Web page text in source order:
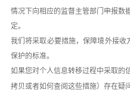
情况下向相应的监督主管部门申报数
定。
我们将采取必要措施，保障境外接收
保护的标准。
如果您对个人信息转移过程中采取的
拷贝或者如何查阅这些措施）存在疑